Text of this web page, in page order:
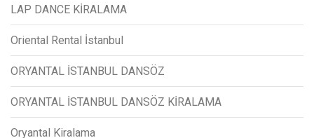
LAP DANCE KİRALAMA
Oriental Rental İstanbul
ORYANTAL İSTANBUL DANSÖZ
ORYANTAL İSTANBUL DANSÖZ KİRALAMA
Oryantal Kiralama